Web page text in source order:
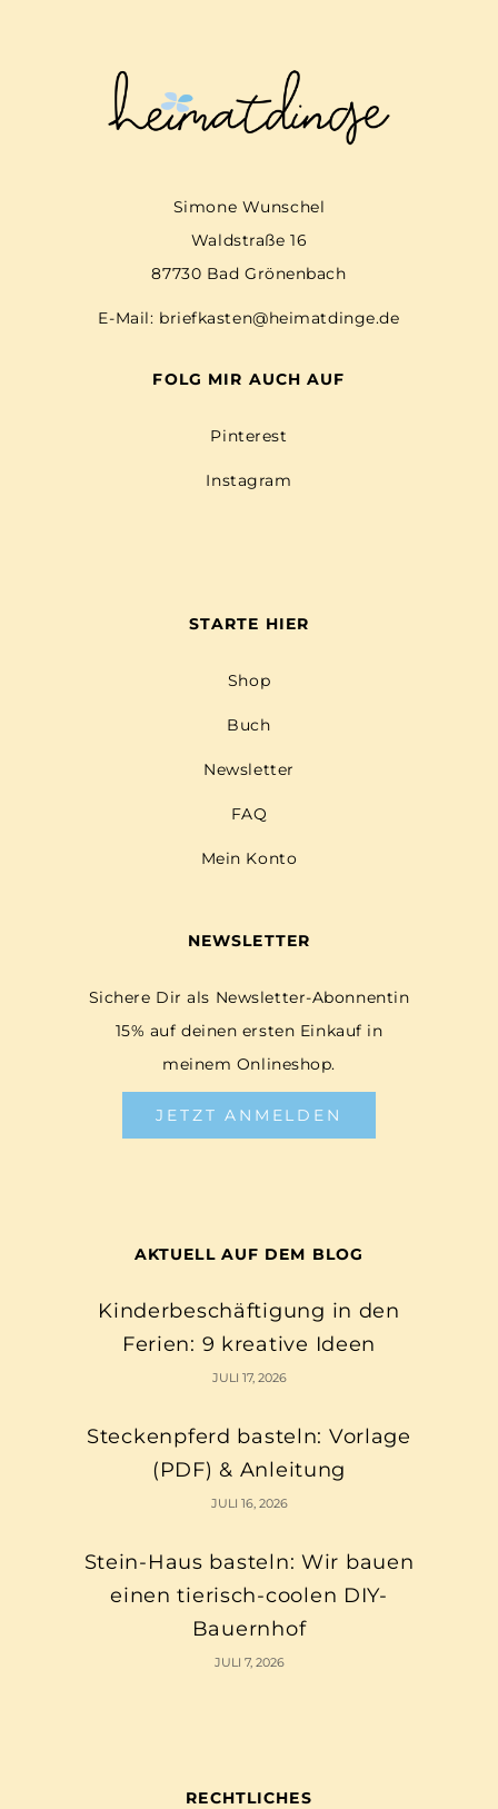
Simone Wunschel
Waldstraße 16
87730 Bad Grönenbach
E-Mail: briefkasten@heimatdinge.de
FOLG MIR AUCH AUF
Pinterest
Instagram
STARTE HIER
Shop
Buch
Newsletter
FAQ
Mein Konto
NEWSLETTER
Sichere Dir als Newsletter-Abonnentin
15% auf deinen ersten Einkauf in
meinem Onlineshop.
JETZT ANMELDEN
AKTUELL AUF DEM BLOG
Kinderbeschäftigung in den
Ferien: 9 kreative Ideen
JULI 17, 2026
Steckenpferd basteln: Vorlage
(PDF) & Anleitung
JULI 16, 2026
Stein-Haus basteln: Wir bauen
einen tierisch-coolen DIY-
Bauernhof
JULI 7, 2026
RECHTLICHES